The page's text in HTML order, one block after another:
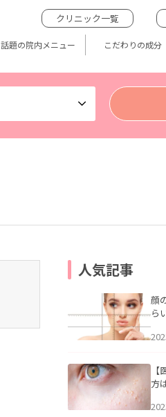
クリニック一覧
話題の院内メニュー こだわりの成分
人気記事
顔
ら
方
ア